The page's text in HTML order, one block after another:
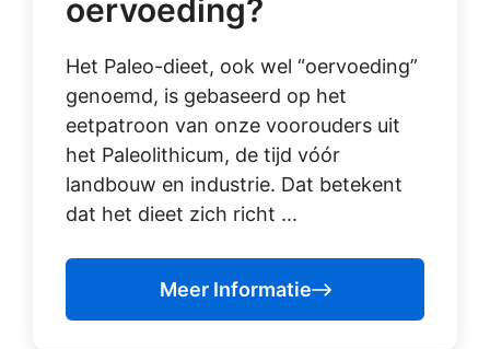
oervoeding?
Het Paleo-dieet, ook wel “oervoeding”
genoemd, is gebaseerd op het
eetpatroon van onze voorouders uit
het Paleolithicum, de tijd vóór
landbouw en industrie. Dat betekent
dat het dieet zich richt ...
Meer Informatie